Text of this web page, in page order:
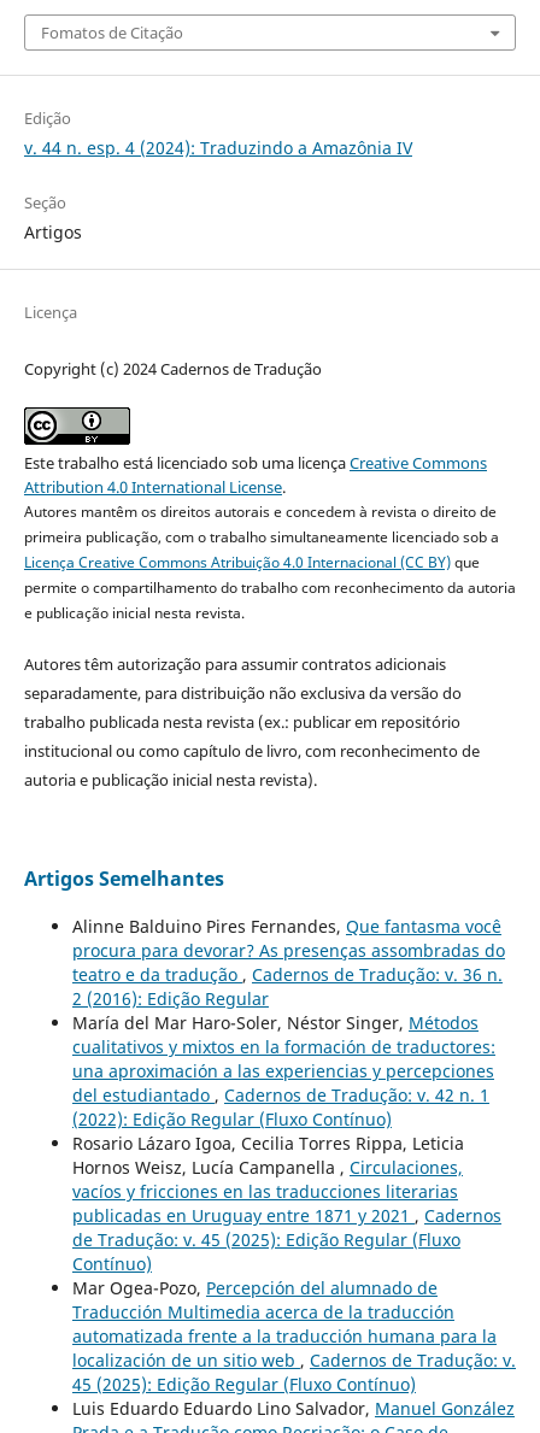
Fomatos de Citação
Edição
v. 44 n. esp. 4 (2024): Traduzindo a Amazônia IV
Seção
Artigos
Licença
Copyright (c) 2024 Cadernos de Tradução
Este trabalho está licenciado sob uma licençaCreative Commons
Attribution 4.0 International License.
Autores mantêm os direitos autorais e concedem à revista o direito de
primeira publicação, com o trabalho simultaneamente licenciado sob a
Licença Creative Commons Atribuição 4.0 Internacional (CC BY)que
permite o compartilhamento do trabalho com reconhecimento da autoria
e publicação inicial nesta revista.
Autores têm autorização para assumir contratos adicionais
separadamente, para distribuição não exclusiva da versão do
trabalho publicada nesta revista (ex.: publicar em repositório
institucional ou como capítulo de livro, com reconhecimento de
autoria e publicação inicial nesta revista).
Artigos Semelhantes
Alinne Balduino Pires Fernandes, Que fantasma você
procura para devorar? As presenças assombradas do
teatro e da tradução , Cadernos de Tradução: v. 36 n.
2 (2016): Edição Regular
María del Mar Haro-Soler, Néstor Singer, Métodos
cualitativos y mixtos en la formación de traductores:
una aproximación a las experiencias y percepciones
del estudiantado , Cadernos de Tradução: v. 42 n. 1
(2022): Edição Regular (Fluxo Contínuo)
Rosario Lázaro Igoa, Cecilia Torres Rippa, Leticia
Hornos Weisz, Lucía Campanella , Circulaciones,
vacíos y fricciones en las traducciones literarias
publicadas en Uruguay entre 1871 y 2021 , Cadernos
de Tradução: v. 45 (2025): Edição Regular (Fluxo
Contínuo)
Mar Ogea-Pozo, Percepción del alumnado de
Traducción Multimedia acerca de la traducción
automatizada frente a la traducción humana para la
localización de un sitio web , Cadernos de Tradução: v.
45 (2025): Edição Regular (Fluxo Contínuo)
Luis Eduardo Eduardo Lino Salvador, Manuel González